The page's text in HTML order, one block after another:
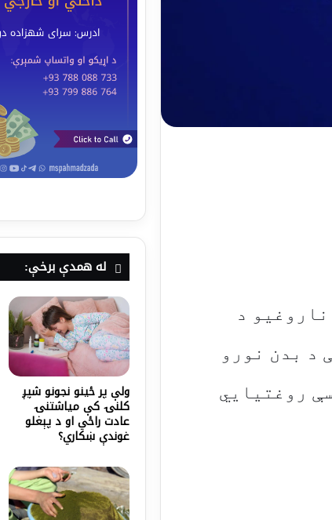
د
د بدن نورو
روغتیايي
له همدې برخې:
ولې پر ځينو نجونو شپږ
کلنۍ کې میاشتنۍ
عادت راځي او د پېغلو
غوندې ښکاري؟